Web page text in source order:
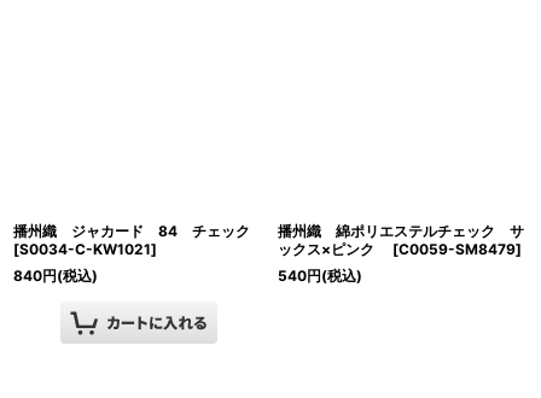
播州織 ジャカード 84 チェック
[S0034-C-KW1021]
840円(税込)
播州織 綿ポリエステルチェック サ
ックス×ピンク
[C0059-SM8479]
540円(税込)